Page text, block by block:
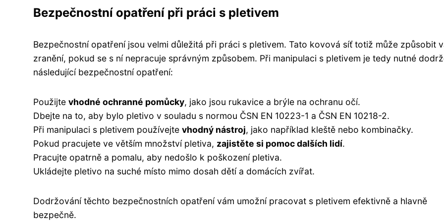
Bezpečnostní opatření při práci s pletivem
Bezpečnostní opatření jsou velmi důležitá při práci s pletivem. Tato kovová síť totiž může způsobit
zranění, pokud se s ní nepracuje správným způsobem. Při manipulaci s pletivem je tedy nutné
následující bezpečnostní opatření:
Použijte vhodné ochranné pomůcky, jako jsou rukavice a brýle na ochranu očí.
Dbejte na to, aby bylo pletivo v souladu s normou ČSN EN 10223-1 a ČSN EN 10218-2.
Při manipulaci s pletivem používejte vhodný nástroj, jako například kleště nebo kombinačky.
Pokud pracujete ve větším množství pletiva, zajistěte si pomoc dalších lidí.
Pracujte opatrně a pomalu, aby nedošlo k poškození pletiva.
Ukládejte pletivo na suché místo mimo dosah dětí a domácích zvířat.
Dodržování těchto bezpečnostních opatření vám umožní pracovat s pletivem efektivně a hlavně
bezpečně.